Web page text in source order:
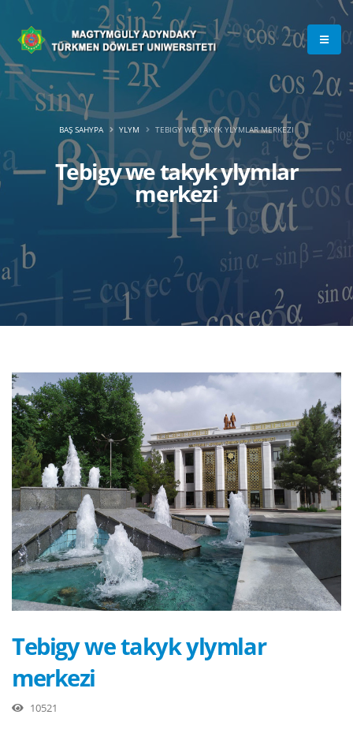
Tebigy we takyk ylymlar
merkezi
BAŞ SAHYPA YLYM TEBIGY WE TAKYK YLYMLAR MERKEZI
Tebigy we takyk ylymlar
merkezi
10521